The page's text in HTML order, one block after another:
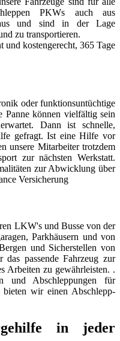
PKWs auch aus
und sind in der Lage
zu transportieren.
kostengerecht, 365 Tage
oder funktionsuntüchtige
Panne können vielfältig sein
Dann ist schnelle,
gefragt. Ist eine Hilfe vor
unsere Mitarbeiter trotzdem
zur nächsten Werkstatt.
zur Abwicklung über
Versicherung
LKW's und Busse von der
Parkhäusern und von
und Sicherstellen von
passende Fahrzeug zur
Arbeiten zu gewährleisten. .
und Abschleppungen für
wir einen Abschlepp-
in jeder